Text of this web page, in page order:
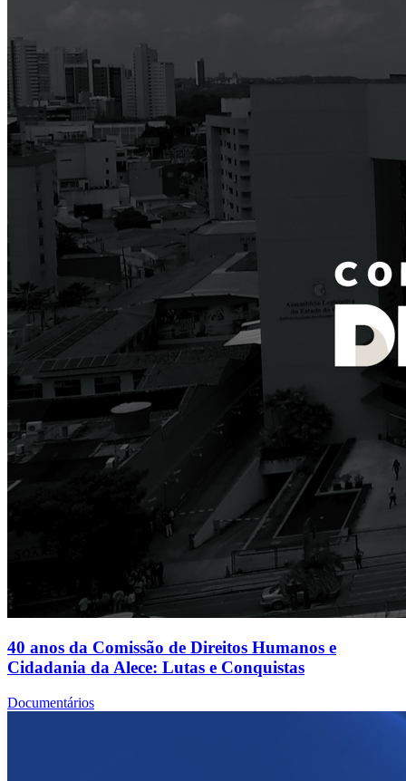
40 anos da Comissão de Direitos Humanos e
Cidadania da Alece: Lutas e Conquistas
Documentários